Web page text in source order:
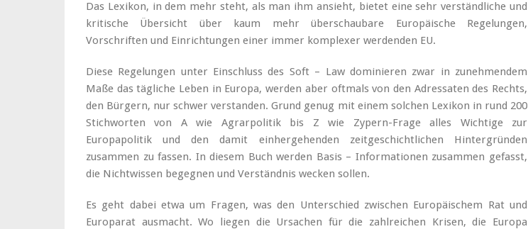
Das Lexikon, in dem mehr steht, als man ihm ansieht, bietet eine sehr verständliche und
kritische Übersicht über kaum mehr überschaubare Europäische Regelungen,
Vorschriften und Einrichtungen einer immer komplexer werdenden EU.
Diese Regelungen unter Einschluss des Soft – Law dominieren zwar in zunehmendem
Maße das tägliche Leben in Europa, werden aber oftmals von den Adressaten des Rechts,
den Bürgern, nur schwer verstanden. Grund genug mit einem solchen Lexikon in rund 200
Stichworten von A wie Agrarpolitik bis Z wie Zypern-Frage alles Wichtige zur
Europapolitik und den damit einhergehenden zeitgeschichtlichen Hintergründen
zusammen zu fassen. In diesem Buch werden Basis – Informationen zusammen gefasst,
die Nichtwissen begegnen und Verständnis wecken sollen.
Es geht dabei etwa um Fragen, was den Unterschied zwischen Europäischem Rat und
Europarat ausmacht. Wo liegen die Ursachen für die zahlreichen Krisen, die Europa